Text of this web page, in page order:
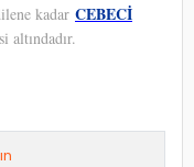
kadar CEBECİ
altındadır.